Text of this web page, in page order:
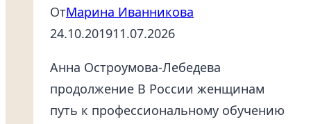
ОтМарина Иванникова
24.10.201911.07.2026
Анна Остроумова-Лебедева
продолжение В России женщинам
путь к профессиональному обучению